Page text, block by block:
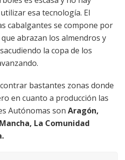
esa tecnología. El
cabalgantes se compone por
abrazan los almendros y
la copa de los
bastantes zonas donde
en cuanto a producción las
Autónomas son Aragón,
La Comunidad